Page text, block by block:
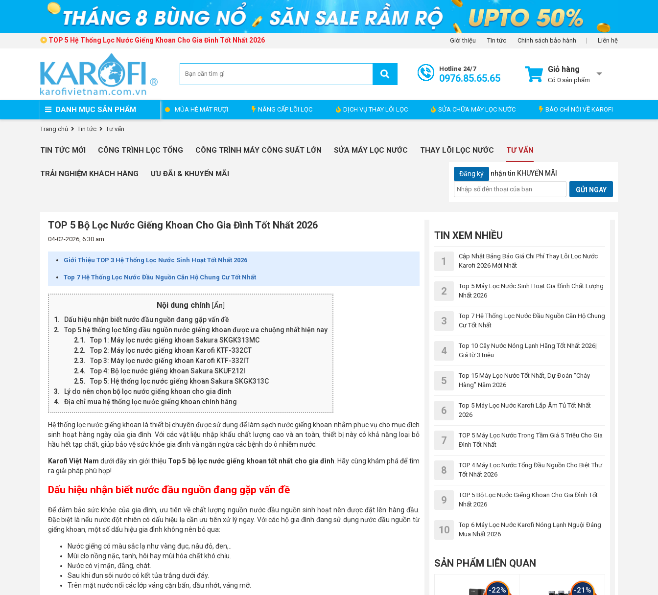
Giới thiệu Tin tức Chính sách bảo hành Liên hệ
TOP 5 Hệ Thống Lọc Nước Giếng Khoan Cho Gia Đình Tốt Nhất 2026
Hotline 24/7
0976.85.65.65
Giỏ hàng
Có 0 sản phẩm
DANH MỤC SẢN PHẨM MÙA HÈ MÁT RƯỢI NÂNG CẤP LÕI LỌC DỊCH VỤ THAY LÕI LỌC SỬA CHỮA MÁY LỌC NƯỚC BÁO CHÍ NÓI VỀ KAROFI
Trang chủ Tin tức Tư vấn
TIN TỨC MỚI CÔNG TRÌNH LỌC TỔNG CÔNG TRÌNH MÁY CÔNG SUẤT LỚN SỬA MÁY LỌC NƯỚC THAY LÕI LỌC NƯỚC TƯ VẤN
TRẢI NGHIỆM KHÁCH HÀNG ƯU ĐÃI & KHUYẾN MÃI Đăng ký nhận tin KHUYẾN MÃI
GỬI NGAY
TOP 5 Bộ Lọc Nước Giếng Khoan Cho Gia Đình Tốt Nhất 2026
04-02-2026, 6:30 am
Giới Thiệu TOP 3 Hệ Thống Lọc Nước Sinh Hoạt Tốt Nhất 2026
Top 7 Hệ Thống Lọc Nước Đầu Nguồn Căn Hộ Chung Cư Tốt Nhất
Nội dung chính [Ẩn
Dấu hiệu nhận biết nước đầu nguồn đang gặp vấn đề
Top 5 hệ thống lọc tổng đầu nguồn nước giếng khoan được ưa chuộng nhất hiện nay
Top 1: Máy lọc nước giếng khoan Sakura SKGK313MC
Top 2: Máy lọc nước giếng khoan Karofi KTF-332CT
Top 3: Máy lọc nước giếng khoan Karofi KTF-332IT
Top 4: Bộ lọc nước giếng khoan Sakura SKUF212I
Top 5: Hệ thống lọc nước giếng khoan Sakura SKGK313C
Lý do nên chọn bộ lọc nước giếng khoan cho gia đình
Địa chỉ mua hệ thống lọc nước giếng khoan chính hãng
Hệ thống lọc nước giếng khoan là thiết bị chuyên được sử dụng để làm sạch nước giếng khoan nhằm phục vụ cho mục đích
sinh hoạt hàng ngày của gia đình. Với các vật liệu nhập khẩu chất lượng cao và an toàn, thiết bị này có khả năng loại bỏ
hầu hết tạp chất, giúp bảo vệ sức khỏe gia đình và ngăn ngừa các bệnh do ô nhiễm nước.
Karofi Việt Nam dưới đây xin giới thiệu Top 5 bộ lọc nước giếng khoan tốt nhất cho gia đình . Hãy cùng khám phá để tìm
ra giải pháp phù hợp!
Dấu hiệu nhận biết nước đầu nguồn đang gặp vấn đề
Để đảm bảo sức khỏe của gia đình, ưu tiên về chất lượng nguồn nước đầu nguồn sinh hoạt nên được đặt lên hàng đầu.
Đặc biệt là nếu nước đột nhiên có dấu hiệu lạ cần ưu tiên xử lý ngay. Với các hộ gia đình đang sử dụng nước đầu nguồn từ
giếng khoan, một số dấu hiệu gia đình không nên bỏ qua:
Nước giếng có màu sắc lạ như vàng đục, nâu đỏ, đen,..
Mùi clo nồng nặc, tanh, hôi hay mùi hóa chất khó chịu.
Nước có vị mặn, đắng, chát.
Sau khi đun sôi nước có kết tủa trắng dưới đáy.
Trên mặt nước nổi các lớp váng cặn bẩn, dầu nhớt, váng mỡ.
TIN XEM NHIỀU
1
Cập Nhật Bảng Báo Giá Chi Phí Thay Lõi Lọc Nước
Karofi 2026 Mới Nhất
2
Top 5 Máy Lọc Nước Sinh Hoạt Gia Đình Chất Lượng
Nhất 2026
3
Top 7 Hệ Thống Lọc Nước Đầu Nguồn Căn Hộ Chung
Cư Tốt Nhất
4
Top 10 Cây Nước Nóng Lạnh Hãng Tốt Nhất 2026|
Giá từ 3 triệu
5
Top 15 Máy Lọc Nước Tốt Nhất, Dự Đoán “Cháy
Hàng” Năm 2026
6
Top 5 Máy Lọc Nước Karofi Lắp Âm Tủ Tốt Nhất
2026
7
TOP 5 Máy Lọc Nước Trong Tầm Giá 5 Triệu Cho Gia
Đình Tốt Nhất
8
TOP 4 Máy Lọc Nước Tổng Đầu Nguồn Cho Biệt Thự
Tốt Nhất 2026
9
TOP 5 Bộ Lọc Nước Giếng Khoan Cho Gia Đình Tốt
Nhất 2026
10
Top 6 Máy Lọc Nước Karofi Nóng Lạnh Nguội Đáng
Mua Nhất 2026
SẢN PHẨM LIÊN QUAN
-22% -21%